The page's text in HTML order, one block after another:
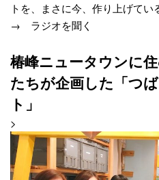
トを、まさに今、作り上げてい
→ ラジオを聞く
椿峰ニュータウンに
たちが企画した「つ
ト」
>